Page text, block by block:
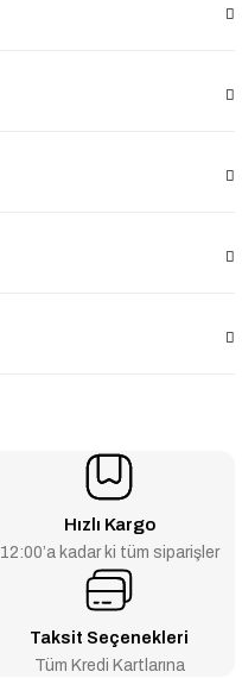
Hızlı Kargo
12:00’a kadar ki tüm siparişler
Taksit Seçenekleri
Tüm Kredi Kartlarına